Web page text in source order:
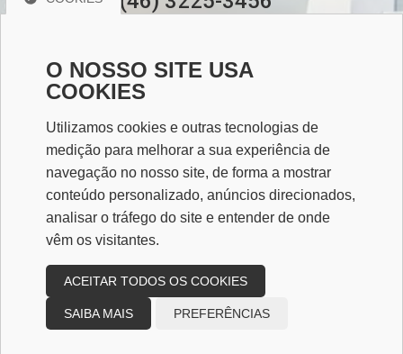
Redes
Mapa do Escritório
Desenvolvido por
O NOSSO SITE USA
COOKIES
Utilizamos cookies e outras tecnologias de
medição para melhorar a sua experiência de
navegação no nosso site, de forma a mostrar
conteúdo personalizado, anúncios direcionados,
analisar o tráfego do site e entender de onde
vêm os visitantes.
ACEITAR TODOS OS COOKIES
SAIBA MAIS PREFERÊNCIAS